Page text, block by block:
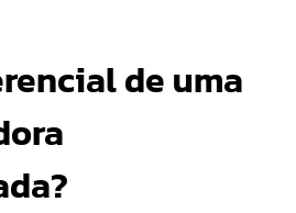
de uma